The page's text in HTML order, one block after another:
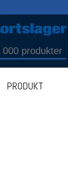
PRODUKT